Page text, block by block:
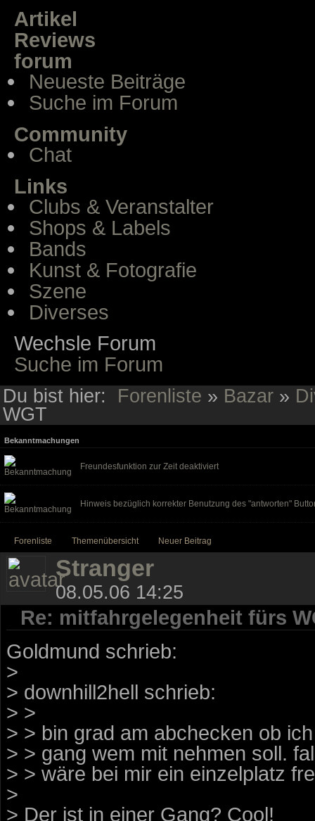
Artikel
Reviews
forum
Neueste Beiträge
Suche im Forum
Community
Chat
Links
Clubs & Veranstalter
Shops & Labels
Bands
Kunst & Fotografie
Szene
Diverses
Wechsle Forum
Suche im Forum
Du bist hier: Forenliste » Bazar »
WGT
Bekanntmachungen
Freundesfunktion zur Zeit deaktiviert
Hinweis bezüglich korrekter Benutzung des "antworten"
Forenliste Themenübersicht Neuer Beitrag
Stranger
08.05.06 14:25
Re: mitfahrgelegenheit fürs
Goldmund schrieb:
>
> downhill2hell schrieb:
> >
> > bin grad am abchecken ob
> > gang wem mit nehmen soll.
> > wäre bei mir ein einzelplatz
>
> Der ist in einer Gang? Cool!